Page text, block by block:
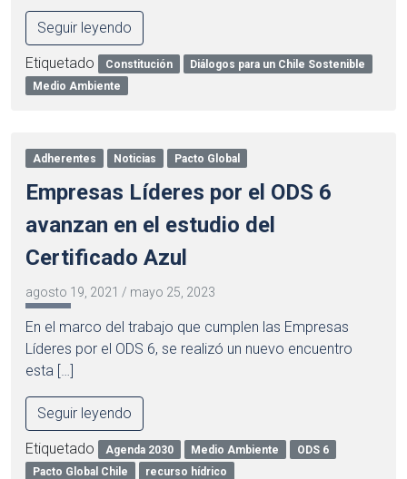
Seguir leyendo
Etiquetado Constitución
Diálogos para un Chile Sostenible
Medio Ambiente
Adherentes Noticias Pacto Global
Empresas Líderes por el ODS 6
avanzan en el estudio del
Certificado Azul
agosto 19, 2021 / mayo 25, 2023
En el marco del trabajo que cumplen las Empresas
Líderes por el ODS 6, se realizó un nuevo encuentro
esta […]
Seguir leyendo
Etiquetado Agenda 2030 Medio Ambiente
ODS 6
Pacto Global Chile
recurso hídrico